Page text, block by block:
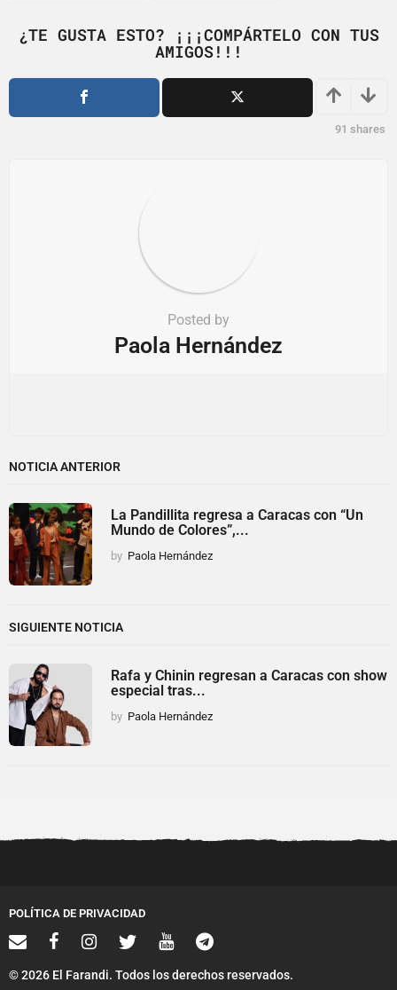
i
o
¿TE GUSTA ESTO? ¡¡¡COMPÁRTELO CON TUS
AMIGOS!!!
91 shares
Posted by
Paola Hernández
NOTICIA ANTERIOR
La Pandillita regresa a Caracas con “Un
Mundo de Colores”,...
by Paola Hernández
SIGUIENTE NOTICIA
Rafa y Chinin regresan a Caracas con show
especial tras...
by Paola Hernández
POLÍTICA DE PRIVACIDAD
© 2026 El Farandi. Todos los derechos reservados.